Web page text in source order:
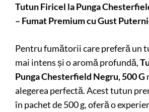
Tutun Firicel la Punga
– Fumat Premium cu Gust
Pentru fumătorii care preferă un
mai intens și o aromă profundă,
Punga Chesterfield Negru, 500 G
alegerea perfectă. Acest tutun
în pachet de 500 g, oferă o